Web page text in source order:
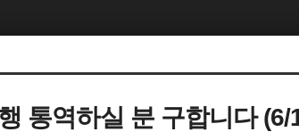
통역하실 분 구합니다 (6/